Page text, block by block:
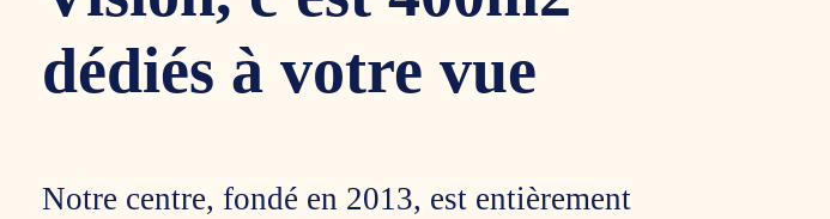
dédiés à votre vue
Notre centre, fondé en 2013, est entièrement